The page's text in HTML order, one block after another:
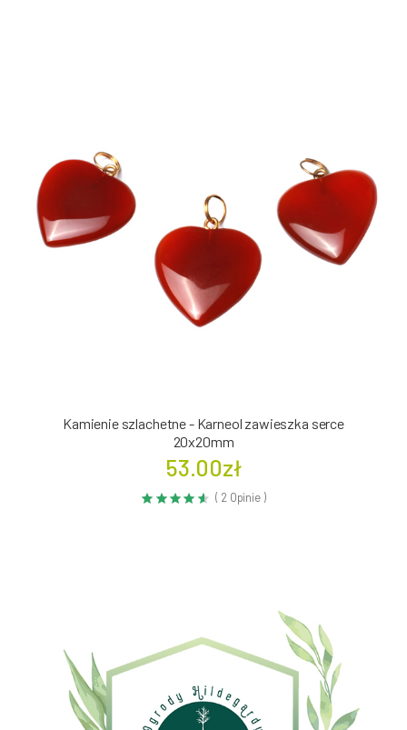
Kamienie szlachetne - Karneol zawieszka serce
20x20mm
53.00zł
( 2 Opinie )